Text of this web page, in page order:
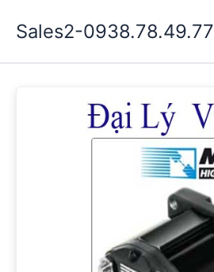
dung
Sales2-0938.78.49.77